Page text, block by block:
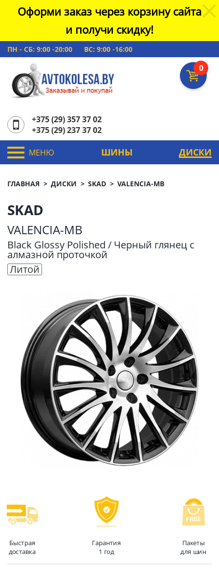
Оформи заказ через корзину сайта
и получи скидку!
ПН - СБ: 9:00 -20:00 ВС: 9:00 -16:00
0
+375 (29) 357 37 02
+375 (29) 237 37 02
МЕНЮ ШИНЫ ДИСКИ
ГЛАВНАЯ ДИСКИ SKAD VALENCIA-MB
SKAD
VALENCIA-MB
Black Glossy Polished / Черный глянец с
алмазной проточкой
Литой
Быстрая
доставка
Гарантия
1 год
Пакеты
для шин